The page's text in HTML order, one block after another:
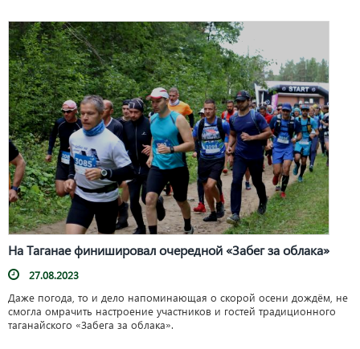
На Таганае финишировал очередной «Забег за облака»
27.08.2023
Даже погода, то и дело напоминающая о скорой осени дождём, не
смогла омрачить настроение участников и гостей традиционного
таганайского «Забега за облака».